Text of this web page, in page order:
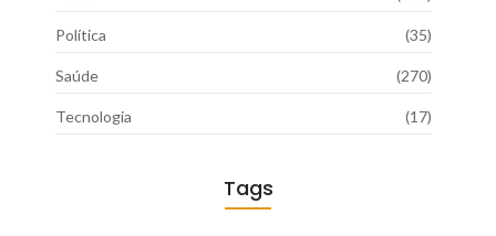
Política (35)
Saúde (270)
Tecnologia (17)
Tags